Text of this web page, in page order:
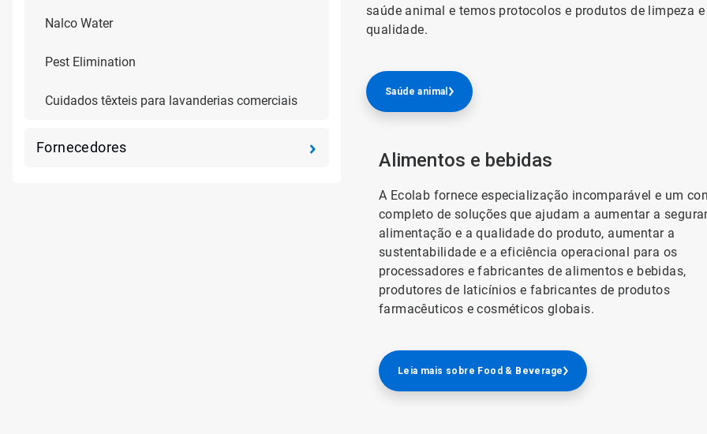
Nalco Water
Pest Elimination
Cuidados têxteis para lavanderias comerciais
Fornecedores
saúde animal e temos protocolos e produtos de limpeza
qualidade.
Saúde animal
Alimentos e bebidas
A Ecolab fornece especialização incomparável e um
completo de soluções que ajudam a aumentar a
alimentação e a qualidade do produto, aumentar a
sustentabilidade e a eficiência operacional para os
processadores e fabricantes de alimentos e bebidas,
produtores de laticínios e fabricantes de produtos
farmacêuticos e cosméticos globais.
Leia mais sobre Food & Beverage